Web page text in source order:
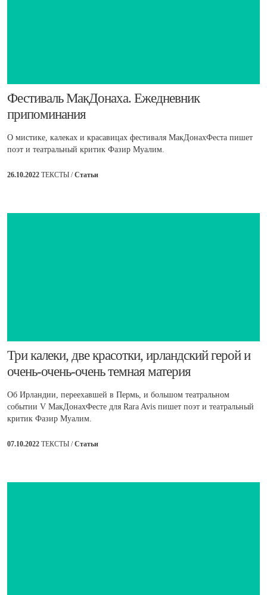
​Фестиваль МакДонаха. Ежедневник
припоминания
О мистике, калеках и красавицах фестиваля МакДонахФеста пишет
поэт и театральный критик Фазир Муалим.
26.10.2022 ТЕКСТЫ /Статьи
Три ​калеки, две красотки, ирландский герой и
очень-очень-очень темная материя
Об Ирландии, переехавшей в Пермь, и большом театральном
событии V МакДонахФесте для Rara Avis пишет поэт и театральный
критик Фазир Муалим.
07.10.2022 ТЕКСТЫ /Статьи